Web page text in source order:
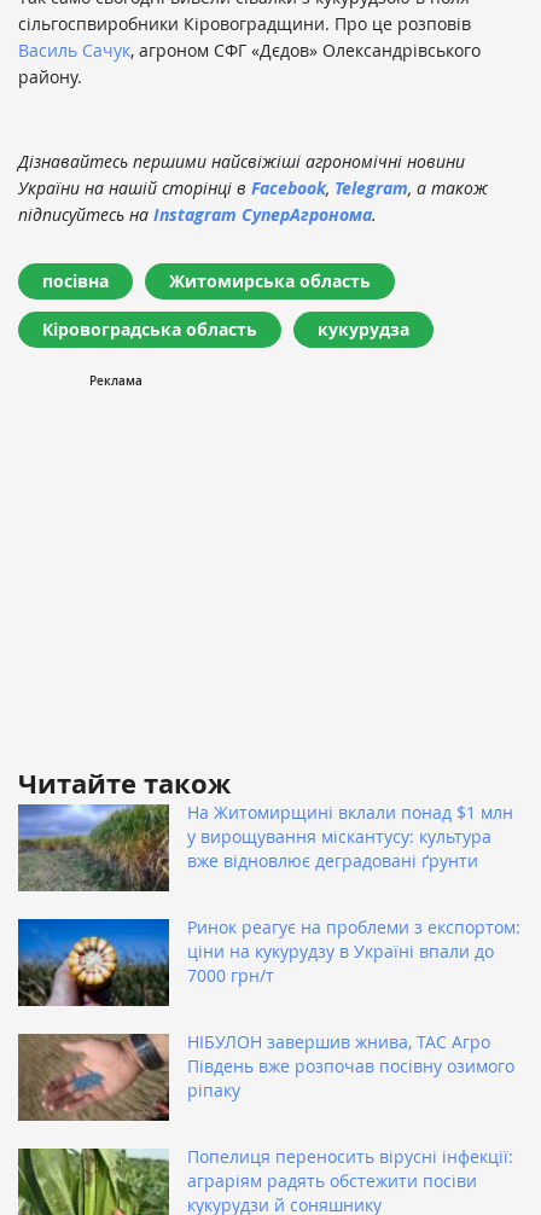
сільгоспвиробники Кіровоградщини. Про це розповів
Василь Сачук, агроном СФГ «Дєдов» Олександрівського
району.
Дізнавайтесь першими найсвіжіші агрономічні новини
України на нашій сторінці в Facebook, Telegram, а також
підписуйтесь на Instagram СуперАгронома.
посівна Житомирська область
Кіровоградська область кукурудза
Читайте також
На Житомирщині вклали понад $1 млн
у вирощування міскантусу: культура
вже відновлює деградовані ґрунти
Ринок реагує на проблеми з експортом:
ціни на кукурудзу в Україні впали до
7000 грн/т
НІБУЛОН завершив жнива, ТАС Агро
Південь вже розпочав посівну озимого
ріпаку
Попелиця переносить вірусні інфекції:
аграріям радять обстежити посіви
кукурудзи й соняшнику